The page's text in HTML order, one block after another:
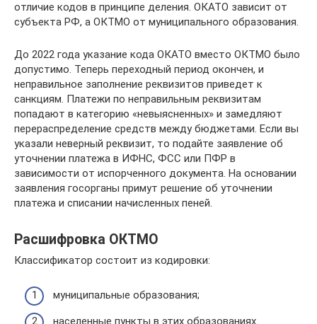
отличие кодов в принципе деления. ОКАТО зависит от
субъекта РФ, а ОКТМО от муниципального образования.
До 2022 года указание кода ОКАТО вместо ОКТМО было
допустимо. Теперь переходный период окончен, и
неправильное заполнение реквизитов приведет к
санкциям. Платежи по неправильным реквизитам
попадают в категорию «невыясненных» и замедляют
перераспределение средств между бюджетами. Если вы
указали неверный реквизит, то подайте заявление об
уточнении платежа в ИФНС, ФСС или ПФР в
зависимости от испорченного документа. На основании
заявления госорганы примут решение об уточнении
платежа и списании начисленных пеней.
Расшифровка ОКТМО
Классификатор состоит из кодировки:
муниципальные образования;
населенные пункты в этих образованиях.